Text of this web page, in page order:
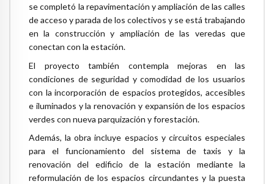
se completó la repavimentación y ampliación de las calles
de acceso y parada de los colectivos y se está trabajando
en la construcción y ampliación de las veredas que
conectan con la estación.
El proyecto también contempla mejoras en las
condiciones de seguridad y comodidad de los usuarios
con la incorporación de espacios protegidos, accesibles
e iluminados y la renovación y expansión de los espacios
verdes con nueva parquización y forestación.
Además, la obra incluye espacios y circuitos especiales
para el funcionamiento del sistema de taxis y la
renovación del edificio de la estación mediante la
reformulación de los espacios circundantes y la puesta